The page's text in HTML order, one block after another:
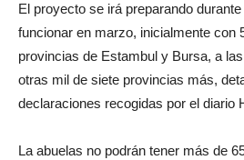
El proyecto se irá preparando
funcionar en marzo, inicialmente con
provincias de Estambul y Bursa, a
otras mil de siete provincias más,
declaraciones recogidas por el diario
La abuelas no podrán tener más de